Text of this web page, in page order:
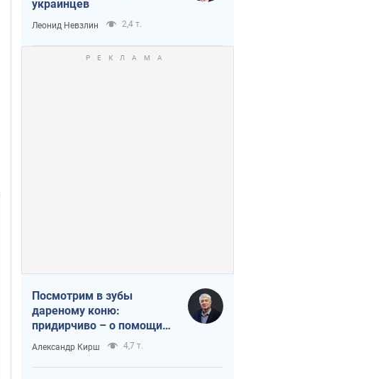
украинцев
Леонид Невзлин 2,4 т.
Посмотрим в зубы
дареному коню:
придирчиво – о помощи
Украине
Александр Кирш 4,7 т.